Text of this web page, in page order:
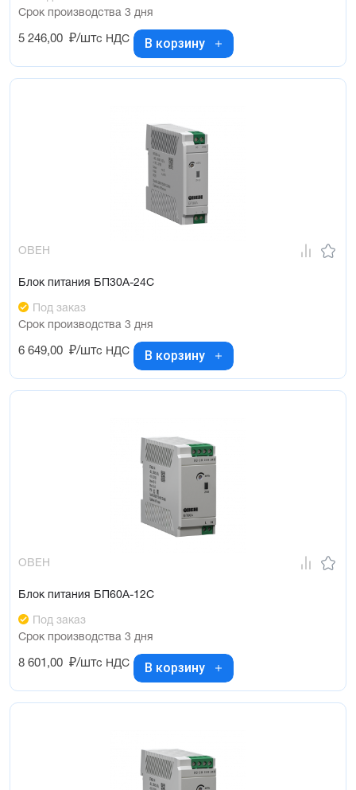
Срок производства 3 дня
5 246,00 ₽/штс НДС В корзину
ОВЕН
Блок питания БП30А-24С
Под заказ
Срок производства 3 дня
6 649,00 ₽/штс НДС В корзину
ОВЕН
Блок питания БП60А-12С
Под заказ
Срок производства 3 дня
8 601,00 ₽/штс НДС В корзину